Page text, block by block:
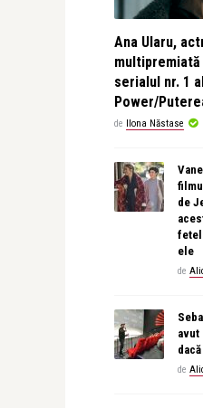
Ana Ularu,
serialul nr. 1
Power/
de Ilona Năstase
de
ele
de
avut
de